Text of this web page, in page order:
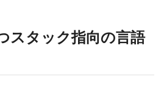
スタック指向の言語